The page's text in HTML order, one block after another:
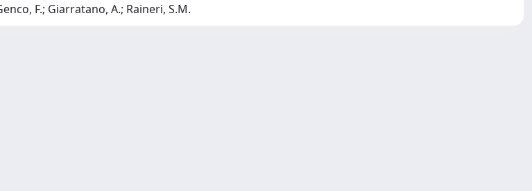
F.; Giarratano, A.; Raineri, S.M.